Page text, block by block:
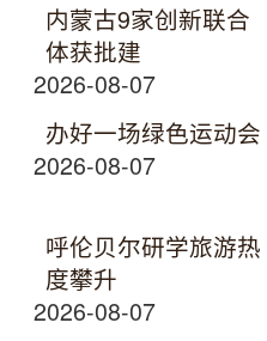
内蒙古9家创新联合
体获批建
2026-08-07
办好一场绿色运动会
2026-08-07
呼伦贝尔研学旅游热
度攀升
2026-08-07